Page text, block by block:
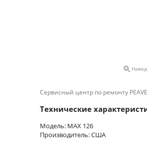

Сервисный центр по ремонту
Технические
Модель: MAX 126
Производитель: США